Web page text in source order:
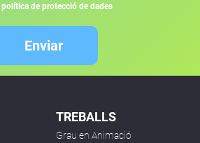
política de protecció de dades
Enviar
TREBALLS
Grau en Animació